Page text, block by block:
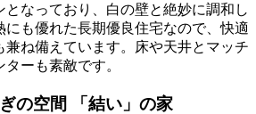
となっており、白の壁と絶妙に調和し
にも優れた長期優良住宅なので、快適
兼ね備えています。床や天井とマッチ
ーも素敵です。
の空間 「結い」の家